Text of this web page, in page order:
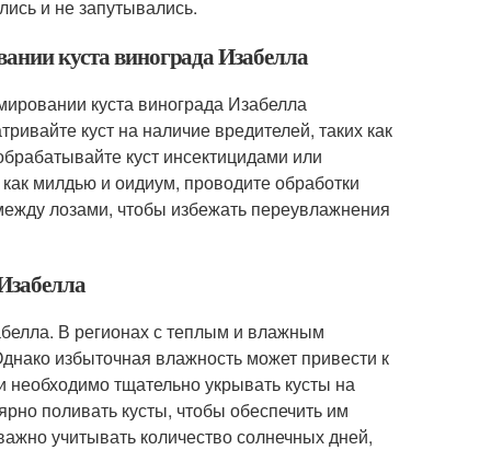
и не запутывались.
куста винограда Изабелла
куста винограда Изабелла
куст на наличие вредителей, таких как
куст инсектицидами или
милдью и оидиум, проводите обработки
лозами, чтобы избежать переувлажнения
В регионах с теплым и влажным
избыточная влажность может привести к
тщательно укрывать кусты на
поливать кусты, чтобы обеспечить им
учитывать количество солнечных дней,